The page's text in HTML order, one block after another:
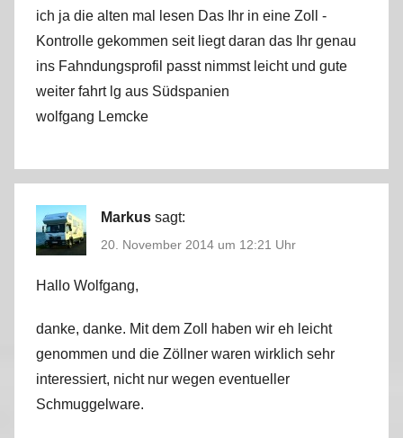
ich ja die alten mal lesen Das Ihr in eine Zoll -
Kontrolle gekommen seit liegt daran das Ihr genau
ins Fahndungsprofil passt nimmst leicht und gute
weiter fahrt lg aus Südspanien
wolfgang Lemcke
Markus sagt:
20. November 2014 um 12:21 Uhr
Hallo Wolfgang,
danke, danke. Mit dem Zoll haben wir eh leicht
genommen und die Zöllner waren wirklich sehr
interessiert, nicht nur wegen eventueller
Schmuggelware.